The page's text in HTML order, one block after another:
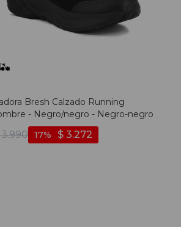
Bresh Calzado Running
- Negro/negro - Negro-negro
3.990 $ 3.272
17